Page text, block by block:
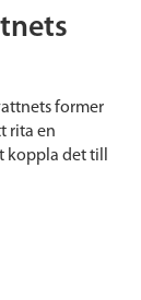
former
rita en
det till